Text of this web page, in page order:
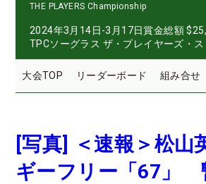
THE PLAYERS Championship
2024年3月14日-3月17日賞金総額
TPCソーグラス ザ・プレイヤーズ・ス
大会TOP リーダーボード 組み合せ
[写真] ＜速報＞松山
ギーフリー「67」